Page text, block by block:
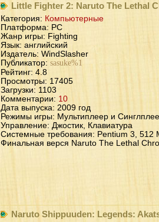
Little Fighter 2: Naruto The Lethal
Категория: Компьютерные
Платформа: PC
Жанр игры: Fighting
Язык: английский
Издатель: WindSlasher
Публикатор: sasuke%1
Рейтинг: 4.8
Просмотры: 17405
Загрузки: 1103
Комментарии: 10
Дата выпуска: 2009 год
Режимы игры: Мультиплеер и
Управление: Джостик, Клавиатура
Системные требования: Pentium 3, 512
Финальная верся Naruto The Lethal
Naruto Shippuuden: Legends: